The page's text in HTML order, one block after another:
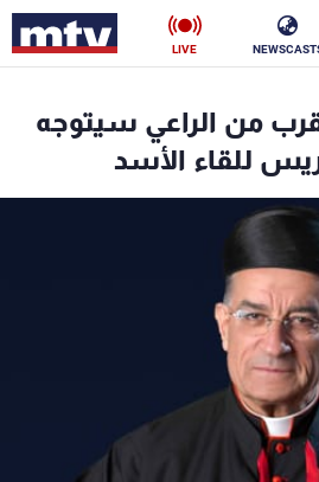
LIVE
من الراعي سيتوجه
للقاء الأسد
ناس
فن
رياضة